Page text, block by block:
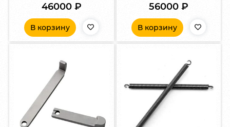
46000 ₽
В корзину
56000 ₽
В корзину